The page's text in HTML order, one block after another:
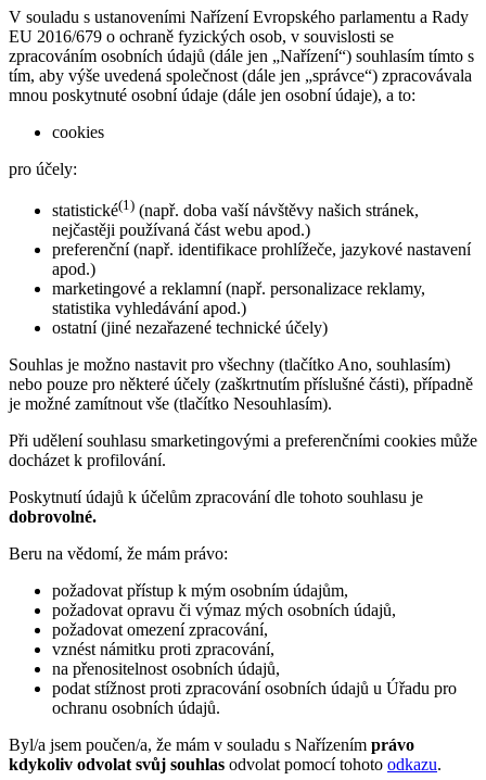
V souladu s ustanoveními Nařízení Evropského parlamentu a Rady
EU 2016/679 o ochraně fyzických osob, v souvislosti se
zpracováním osobních údajů (dále jen „Nařízení“) souhlasím tímto s
tím, aby výše uvedená společnost (dále jen „správce“) zpracovávala
mnou poskytnuté osobní údaje (dále jen osobní údaje), a to:
cookies
pro účely:
statistické(1) (např. doba vaší návštěvy našich stránek,
nejčastěji používaná část webu apod.)
preferenční (např. identifikace prohlížeče, jazykové nastavení
apod.)
marketingové a reklamní (např. personalizace reklamy,
statistika vyhledávání apod.)
ostatní (jiné nezařazené technické účely)
Souhlas je možno nastavit pro všechny (tlačítko Ano, souhlasím)
nebo pouze pro některé účely (zaškrtnutím příslušné části), případně
je možné zamítnout vše (tlačítko Nesouhlasím).
Při udělení souhlasu smarketingovými a preferenčními cookies může
docházet k profilování.
Poskytnutí údajů k účelům zpracování dle tohoto souhlasu je
dobrovolné.
Beru na vědomí, že mám právo:
požadovat přístup k mým osobním údajům,
požadovat opravu či výmaz mých osobních údajů,
požadovat omezení zpracování,
vznést námitku proti zpracování,
na přenositelnost osobních údajů,
podat stížnost proti zpracování osobních údajů u Úřadu pro
ochranu osobních údajů.
Byl/a jsem poučen/a, že mám v souladu s Nařízením právo
kdykoliv odvolat svůj souhlas odvolat pomocí tohoto odkazu.